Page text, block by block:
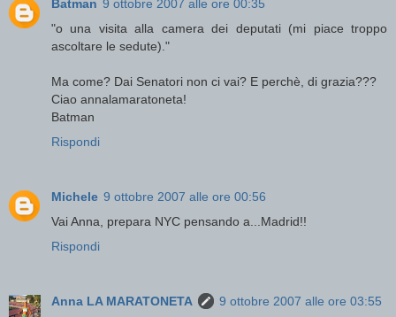
Batman 9 ottobre 2007 alle ore 00:35
"o una visita alla camera dei deputati (mi piace troppo
ascoltare le sedute)."
Ma come? Dai Senatori non ci vai? E perchè, di grazia???
Ciao annalamaratoneta!
Batman
Rispondi
Michele 9 ottobre 2007 alle ore 00:56
Vai Anna, prepara NYC pensando a...Madrid!!
Rispondi
Anna LA MARATONETA
9 ottobre 2007 alle ore 03:55